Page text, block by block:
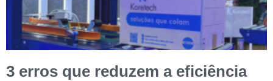
3 erros que reduzem a eficiência